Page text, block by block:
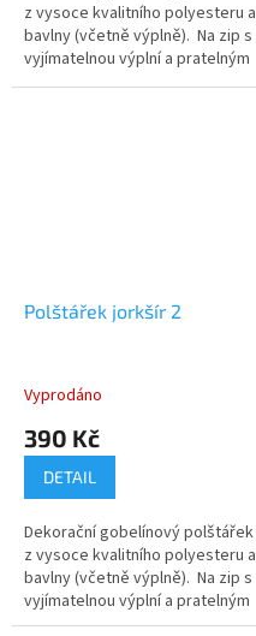
z vysoce kvalitního polyesteru a
bavlny (včetně výplně). Na zip s
vyjímatelnou výplní a pratelným
potahem.
Polštářek jorkšír 2
Vyprodáno
390 Kč
DETAIL
Dekorační gobelínový polštářek
z vysoce kvalitního polyesteru a
bavlny (včetně výplně). Na zip s
vyjímatelnou výplní a pratelným
potahem.